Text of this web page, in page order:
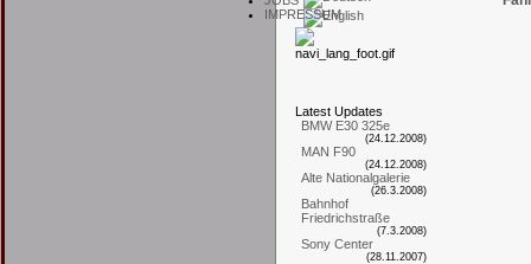
IMPRESSUM
L atest Updates
BMW E30 325e
(24.12.2008)
MAN F90
(24.12.2008)
Alte Nationalgalerie
(26.3.2008)
Bahnhof
Friedrichstraße
(7.3.2008)
Sony Center
(28.11.2007)